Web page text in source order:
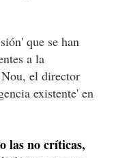
que se han
a la
el director
existente' en
las no críticas,